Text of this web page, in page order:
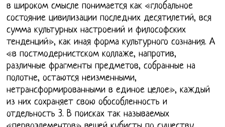
в широком смысле понимается как «глобальное
состояние цивилизации последних десятилетий, вся
сумма культурных настроений и философских
тенденций», как иная форма культурного сознания. А
«в постмодернистском коллаже, напротив,
различные фрагменты предметов, собранные на
полотне, остаются неизменными,
нетрансформированными в единое целое», каждый
из них сохраняет свою обособленность и
отдельность 3. В поисках так называемых